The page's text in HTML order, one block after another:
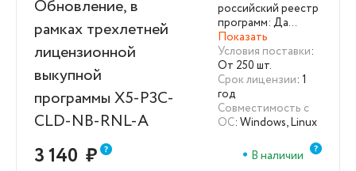
выкупной
программы X5-P3C-
CLD-NB-RNL-A
российский реестр
программ: Да…
Показать
Условия поставки:
От 250 шт.
Срок лицензии: 1
год
Совместимость с
ОС: Windows, Linux
3 140 ₽ В наличии